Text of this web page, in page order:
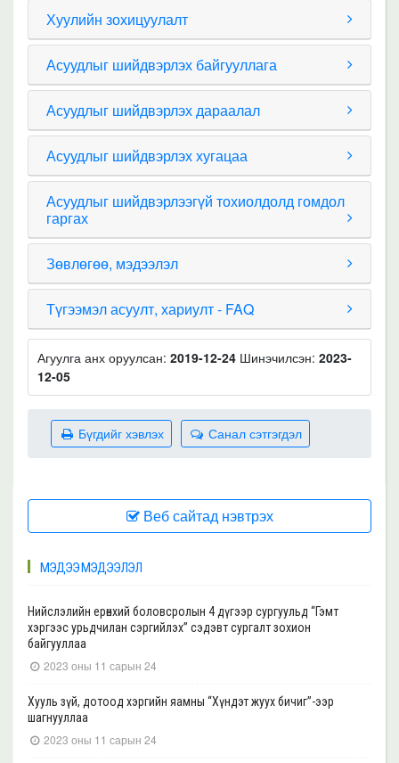
Хуулийн зохицуулалт
Асуудлыг шийдвэрлэх байгууллага
Асуудлыг шийдвэрлэх дараалал
Асуудлыг шийдвэрлэх хугацаа
Асуудлыг шийдвэрлээгүй тохиолдолд гомдол
гаргах
Зөвлөгөө, мэдээлэл
Түгээмэл асуулт, хариулт - FAQ
Агуулга анх оруулсан: 2019-12-24 Шинэчилсэн: 2023-
12-05
Санал сэтгэгдэл
Бүгдийг хэвлэх
Веб сайтад нэвтрэх
МЭДЭЭ МЭДЭЭЛЭЛ
Нийслэлийн ерөнхий боловсролын 4 дүгээр сургуульд “Гэмт
хэргээс урьдчилан сэргийлэх” сэдэвт сургалт зохион
байгууллаа
2023 оны 11 сарын 24
Хууль зүй, дотоод хэргийн яамны “Хүндэт жуух бичиг”-ээр
шагнууллаа
2023 оны 11 сарын 24